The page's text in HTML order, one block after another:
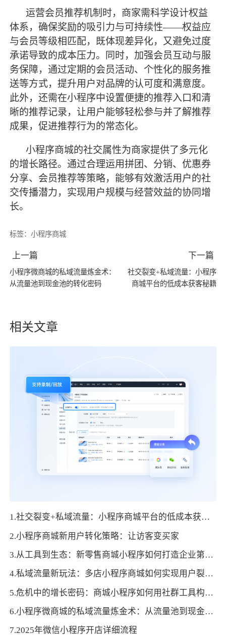
运营会员推荐机制时，商家需科学设计权益
体系，确保奖励的吸引力与可持续性——权益应
与会员等级相匹配，既体现差异化，又避免过度
承诺导致的成本压力。同时，加强会员互动与服
务保障，通过定期的会员活动、个性化的服务推
送等方式，提升用户对品牌的认可度和满意度。
此外，还需在小程序中设置便捷的推荐入口和清
晰的推荐记录，让用户能够轻松参与并了解推荐
成果，促进推荐行为的常态化。
小程序商城的社交属性为商家提供了多元化
的增长路径。通过合理运用拼团、分销、优惠券
分享、会员推荐等策略，能够有效激活用户的社
交传播潜力，实现用户规模与经营效益的协同增
长。
标签：小程序商城
上一篇
小程序微商城的私域流量炼金术：
从流量池到现金池的转化密码
下一篇
社交裂变+私域流量：小程序
商城平台的低成本获客秘籍
相关文章
1.社交裂变+私域流量：小程序商城平台的低成本获客秘籍
2.小程序商城新用户转化策略：让访客变买家
3.从工具到生态：新零售商城小程序如何打造企业第二增长曲线
4.私域流量新玩法：多店小程序商城如何实现用户裂变式增长？
5.危机中的增长密码：商城小程序如何用社群工具构建“反脆弱”私域？
6.小程序微商城的私域流量炼金术：从流量池到现金池的转化密码
7.2025年微信小程序开店详细流程